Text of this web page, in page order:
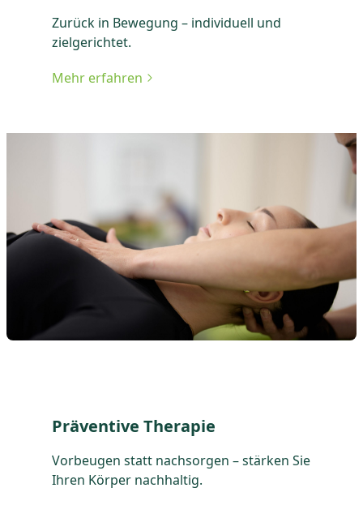
Zurück in Bewegung – individuell und
zielgerichtet.
Mehr erfahren
zu Techniken der Osteopathie
Präventive Therapie
Vorbeugen statt nachsorgen – stärken Sie
Ihren Körper nachhaltig.